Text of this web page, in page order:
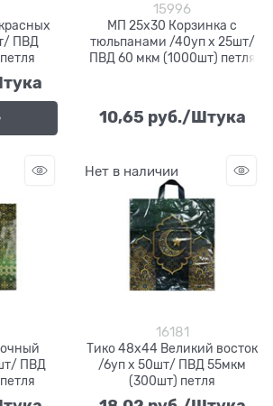
ПВД
15996
МП 25х30 Корзинка с
тюльпанами /40уп х 25шт/
ПВД 60 мкм (1000шт) петля
10,65 руб./Штука
ПВД
Нет в наличии
16181
Тико 48х44 Великий восток
/6уп х 50шт/ ПВД 55мкм
(300шт) петля